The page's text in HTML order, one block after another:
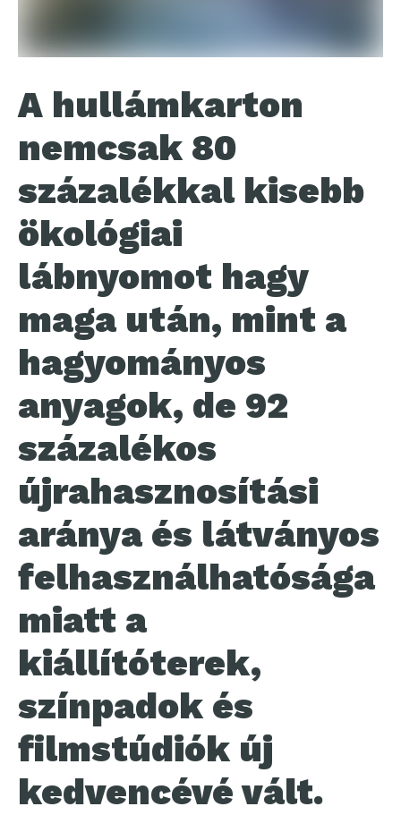
A hullámkarton
nemcsak 80
százalékkal kisebb
ökológiai
lábnyomot hagy
maga után, mint a
hagyományos
anyagok, de 92
százalékos
újrahasznosítási
aránya és látványos
felhasználhatósága
miatt a
kiállítóterek,
színpadok és
filmstúdiók új
kedvencévé vált.